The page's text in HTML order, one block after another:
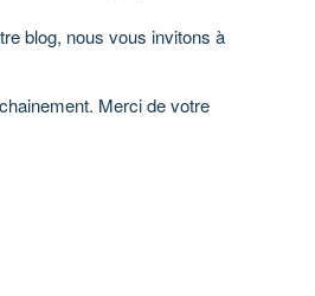
blog, nous vous invitons à
Merci de votre